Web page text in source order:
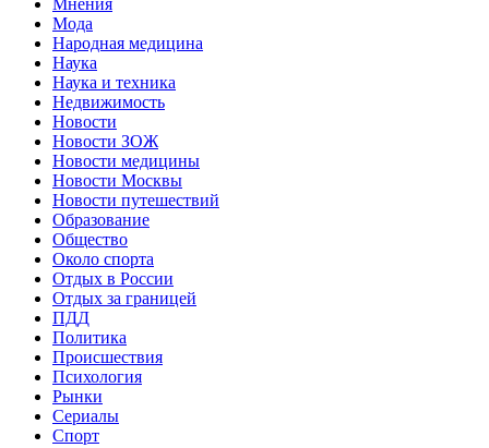
Мода
Народная медицина
Наука
Наука и техника
Недвижимость
Новости
Новости ЗОЖ
Новости медицины
Новости Москвы
Новости путешествий
Образование
Общество
Около спорта
Отдых в России
Отдых за границей
ПДД
Политика
Происшествия
Психология
Рынки
Сериалы
Спорт